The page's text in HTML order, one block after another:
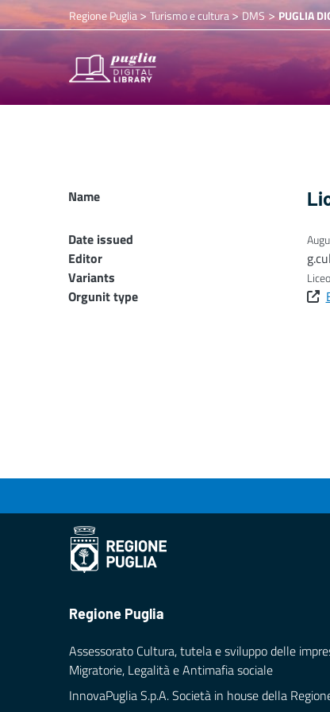
Regione Puglia> Turismo e cultura>DMS > PUGLIA
Name
Date issued
Editor
Variants
Orgunit type
Regione Puglia
Assessorato Cultura, tutela e sviluppo delle
Migratorie, Legalità e Antimafia sociale
InnovaPuglia S.p.A. Società in house della